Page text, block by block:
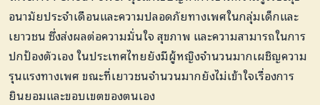
อนามัยประจำเดือนและความปลอดภัยทางเพศในกลุ่มเด็กและ
เยาวชน ซึ่งส่งผลต่อความมั่นใจ สุขภาพ และความสามารถในการ
ปกป้องตัวเอง ในประเทศไทยยังมีผู้หญิงจำนวนมากเผชิญความ
รุนแรงทางเพศ ขณะที่เยาวชนจำนวนมากยังไม่เข้าใจเรื่องการ
ยินยอมและขอบเขตของตนเอง